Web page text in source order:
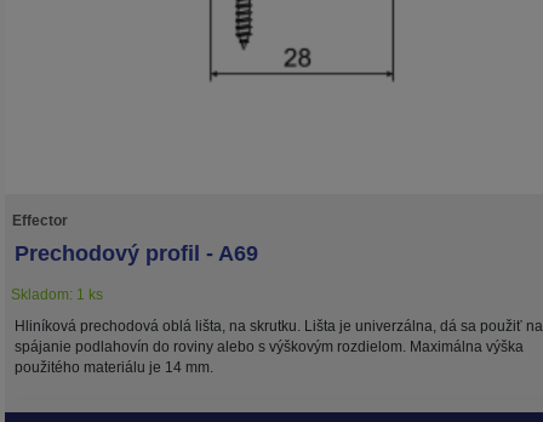
Effector
Prechodový profil - A69
Skladom: 1 ks
Hliníková prechodová oblá lišta, na skrutku. Lišta je univerzálna, dá sa použiť na
spájanie podlahovín do roviny alebo s výškovým rozdielom. Maximálna výška
použitého materiálu je 14 mm.